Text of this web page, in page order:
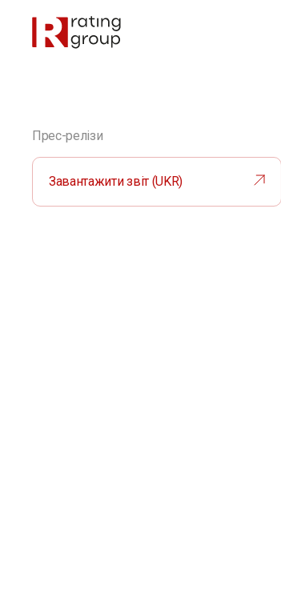
Прес-релізи
Завантажити звіт (UKR)